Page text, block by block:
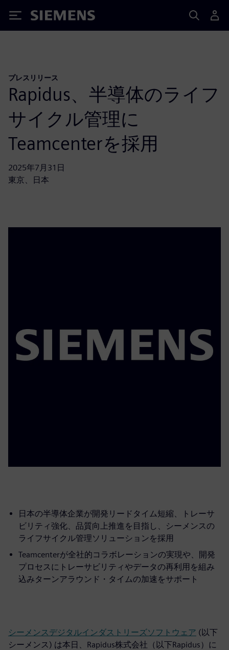
Siemens
プレスリリース
Rapidus、半導体のライフ
サイクル管理に
Teamcenterを採用
2025年7月31日
東京、日本
日本の半導体企業が開発リードタイム短縮、トレーサ
ビリティ強化、品質向上推進を目指し、シーメンスの
ライフサイクル管理ソリューションを採用
Teamcenterが全社的コラボレーションの実現や、開発
プロセスにトレーサビリティやデータの再利用を組み
込みターンアラウンド・タイムの加速をサポート
シーメンスデジタルインダストリーズソフトウェア (以下
シーメンス) は本日、Rapidus株式会社（以下Rapidus）に